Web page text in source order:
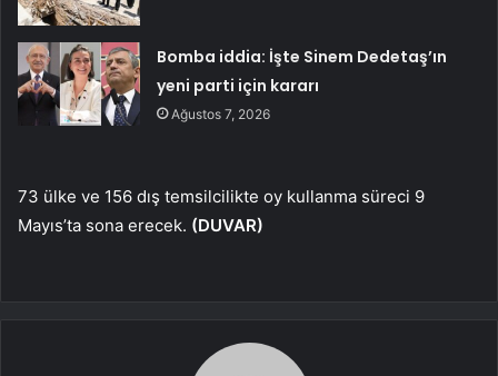
Bomba iddia: İşte Sinem Dedetaş’ın
yeni parti için kararı
Ağustos 7, 2026
73 ülke ve 156 dış temsilcilikte oy kullanma süreci 9
Mayıs’ta sona erecek. (DUVAR)